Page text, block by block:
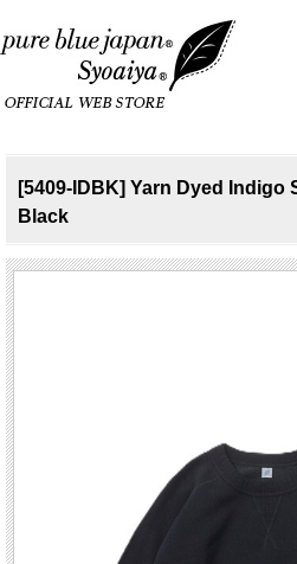
[5409-IDBK] Yarn Dyed Indigo
Black